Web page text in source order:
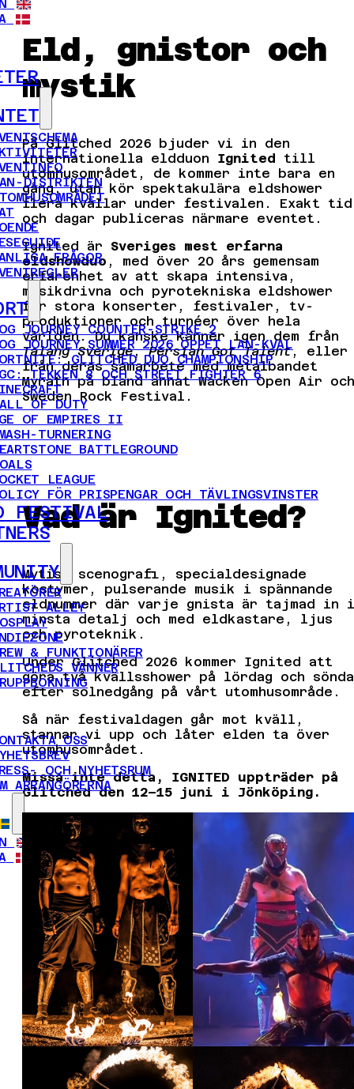
DISTRIKTEN
FRÅGOR
JOURNEY COUNTER-STRIKE 2
JOURNEY SUMMER 2026 ÖPPET LAN-KVAL
GLITCHED DUO CHAMPIONSHIP
TEKKEN 8 OCH STREET FIGHTER 6
OF DUTY
OF EMPIRES II
TURNERING
BATTLEGROUND
LEAGUE
FÖR PRISPENGAR OCH TÄVLINGSVINSTER
FESTIVAL
ALLEY
& FUNKTIONÄRER
VÄNNER
OSS
OCH NYHETSRUM
ARRANGÖRERNA
Eld, gnistor och
mystik
På Glitched 2026 bjuder vi in den
internationella eldduon Ignited
till
utomhusområdet, de kommer inte bara en
gång, utan kör spektakulära eldshower
flera kvällar under festivalen. Exakt tid
och dagar publiceras närmare eventet.
Ignited är Sveriges mest erfarna
eldshowduo , med över 20 års gemensam
erfarenhet av att skapa intensiva,
musikdrivna och pyrotekniska eldshower
för stora konserter, festivaler, tv-
produktioner och turnéer över hela
världen. Du kanske känner igen dem från
Talang Sverige,Persian Got Talent, eller
från deras samarbete med metalbandet
Myrath på bland annat Wacken Open Air och
Sweden Rock Festival.
Vad är Ignited?
Mytisk scenografi, specialdesignade
kostymer, pulserande musik i spännande
eldnummer där varje gnista är tajmad in i
minsta detalj och med eldkastare, ljus
och pyroteknik.
Under Glitched 2026 kommer Ignited att
göra två kvällsshower på lördag och
efter solnedgång på vårt utomhusområde.
Så när festivaldagen går mot kväll,
stannar vi upp och låter elden ta över
utomhusområdet.
Missa inte detta, IGNITED uppträder på
Glitched den 12–15 juni i Jönköping.